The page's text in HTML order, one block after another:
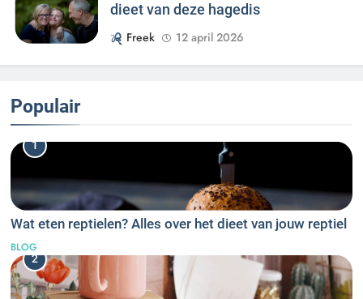
dieet van deze hagedis
Freek
12 april 2026
Populair
1
Wat eten reptielen? Alles over het dieet van jouw reptiel
BLOG
2